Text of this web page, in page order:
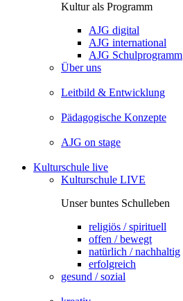
Kultur als Programm
AJG digital
AJG international
AJG Schulprogramm
Über uns
Leitbild & Entwicklung
Pädagogische Konzepte
AJG on stage
Kulturschule live
Kulturschule LIVE
Unser buntes Schulleben
religiös / spirituell
offen / bewegt
natürlich / nachhaltig
erfolgreich
gesund / sozial